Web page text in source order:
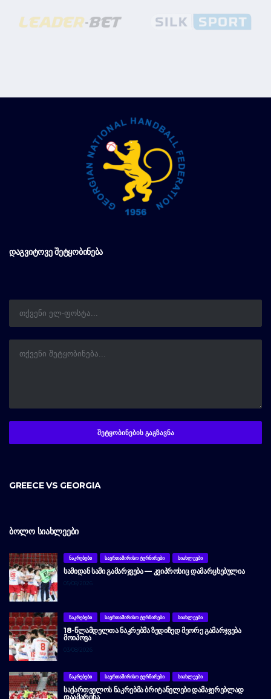
ᲓᲐᲒᲕᲘᲢᲝᲕᲔ ᲨᲔᲢᲧᲝᲑᲘᲜᲔᲑᲐ
GREECE VS GEORGIA
ᲑᲝᲚᲝ ᲡᲘᲐᲮᲚᲔᲔᲑᲘ
ᲜᲐᲙᲠᲔᲑᲔᲑᲘ ᲡᲐᲔᲠᲗᲐᲨᲘᲠᲘᲡᲝ ᲢᲣᲠᲜᲘᲠᲔᲑᲘ ᲡᲘᲐᲮᲚᲔᲔᲑᲘ
ᲡᲐᲛᲘᲓᲐᲜ ᲡᲐᲛᲘ ᲒᲐᲛᲐᲠᲯᲕᲔᲑᲐ — ᲙᲕᲘᲞᲠᲝᲡᲘᲪ ᲓᲐᲛᲐᲠᲪᲮᲔᲑᲣᲚᲘᲐ
05/08/2026
ᲜᲐᲙᲠᲔᲑᲔᲑᲘ ᲡᲐᲔᲠᲗᲐᲨᲘᲠᲘᲡᲝ ᲢᲣᲠᲜᲘᲠᲔᲑᲘ ᲡᲘᲐᲮᲚᲔᲔᲑᲘ
18-ᲬᲚᲐᲛᲓᲔᲚᲗᲐ ᲜᲐᲙᲠᲔᲑᲛᲐ ᲖᲔᲓᲘᲖᲔᲓ ᲛᲔᲝᲠᲔ ᲒᲐᲛᲐᲠᲯᲕᲔᲑᲐ
ᲛᲝᲘᲞᲝᲕᲐ
03/08/2026
ᲜᲐᲙᲠᲔᲑᲔᲑᲘ ᲡᲐᲔᲠᲗᲐᲨᲘᲠᲘᲡᲝ ᲢᲣᲠᲜᲘᲠᲔᲑᲘ ᲡᲘᲐᲮᲚᲔᲔᲑᲘ
ᲡᲐᲥᲐᲠᲗᲕᲔᲚᲝᲡ ᲜᲐᲙᲠᲔᲑᲛᲐ ᲑᲠᲘᲢᲐᲜᲔᲚᲔᲑᲘ ᲓᲐᲛᲐᲯᲔᲠᲔᲑᲚᲐᲓ
ᲓᲐᲐᲛᲐᲠᲪᲮᲐ